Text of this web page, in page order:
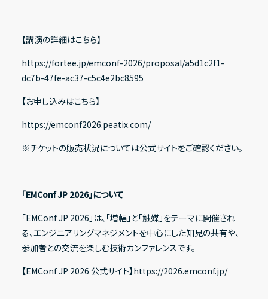
業績・財務ハイライト
決算短信
決算説明資料
有価証券報告書
X FacebookYoutubenote
【講演の詳細はこちら】
https://fortee.jp/emconf-2026/proposal/a5d1c2f1-
dc7b-47fe-ac37-c5c4e2bc8595
【お申し込みはこちら】
https://emconf2026.peatix.com/
※チケットの販売状況については公式サイトをご確認ください。
「EMConf JP 2026」について
「EMConf JP 2026」は、「増幅」と「触媒」をテーマに開催され
る、エンジニアリングマネジメントを中心にした知見の共有や、
参加者との交流を楽しむ技術カンファレンスです。
【EMConf JP 2026 公式サイト】https://2026.emconf.jp/